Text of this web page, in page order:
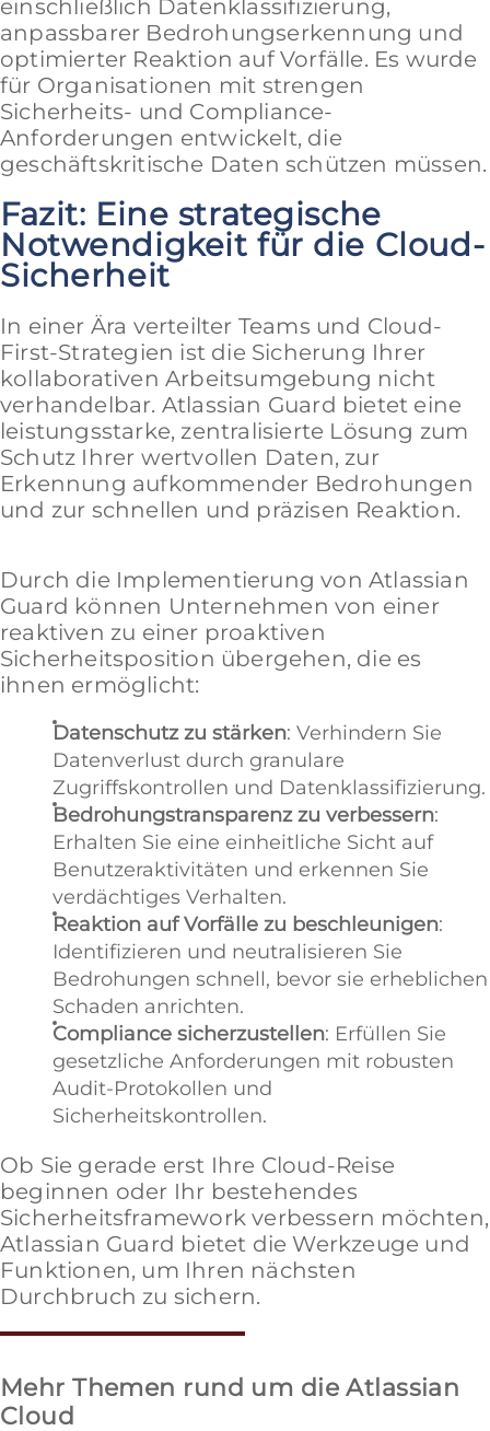
einschließlich Datenklassifizierung,
anpassbarer Bedrohungserkennung und
optimierter Reaktion auf Vorfälle. Es wurde
für Organisationen mit strengen
Sicherheits- und Compliance-
Anforderungen entwickelt, die
geschäftskritische Daten schützen müssen.
Fazit: Eine strategische
Notwendigkeit für die Cloud-
Sicherheit
In einer Ära verteilter Teams und Cloud-
First-Strategien ist die Sicherung Ihrer
kollaborativen Arbeitsumgebung nicht
verhandelbar. Atlassian Guard bietet eine
leistungsstarke, zentralisierte Lösung zum
Schutz Ihrer wertvollen Daten, zur
Erkennung aufkommender Bedrohungen
und zur schnellen und präzisen Reaktion.
Durch die Implementierung von Atlassian
Guard können Unternehmen von einer
reaktiven zu einer proaktiven
Sicherheitsposition übergehen, die es
ihnen ermöglicht:
Datenschutz zu stärken: Verhindern Sie
Datenverlust durch granulare
Zugriffskontrollen und Datenklassifizierung.
Bedrohungstransparenz zu verbessern:
Erhalten Sie eine einheitliche Sicht auf
Benutzeraktivitäten und erkennen Sie
verdächtiges Verhalten.
Reaktion auf Vorfälle zu beschleunigen:
Identifizieren und neutralisieren Sie
Bedrohungen schnell, bevor sie erheblichen
Schaden anrichten.
Compliance sicherzustellen: Erfüllen Sie
gesetzliche Anforderungen mit robusten
Audit-Protokollen und
Sicherheitskontrollen.
Ob Sie gerade erst Ihre Cloud-Reise
beginnen oder Ihr bestehendes
Sicherheitsframework verbessern möchten,
Atlassian Guard bietet die Werkzeuge und
Funktionen, um Ihren nächsten
Durchbruch zu sichern.
Mehr Themen rund um die Atlassian
Cloud